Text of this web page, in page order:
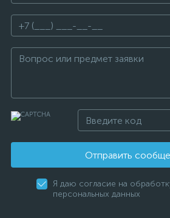
Отправить
Я даю согласие на
персональных данных